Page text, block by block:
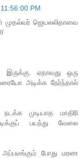
PM
முதல்வர் ஜெயலலிதாவை
ஏதாவது ஒரு
அடிக்க நேர்ந்தால்
முடியாத மாதிரி
பயந்து வேலை
அப்படீங்கும் போது மரண